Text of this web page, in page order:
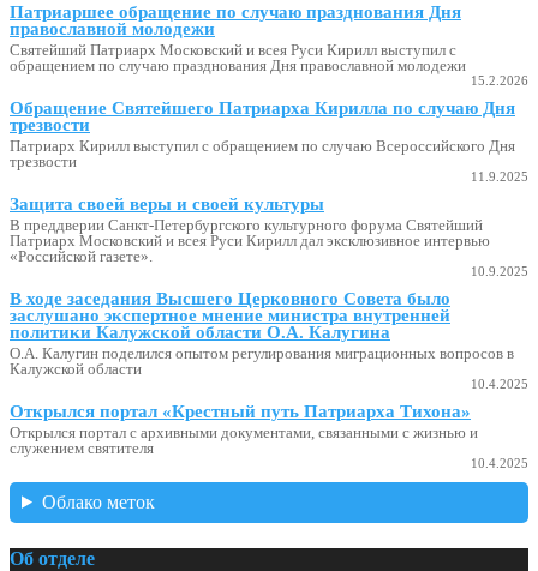
Патриаршее обращение по случаю празднования Дня
православной молодежи
Святейший Патриарх Московский и всея Руси Кирилл выступил с
обращением по случаю празднования Дня православной молодежи
15.2.2026
Обращение Святейшего Патриарха Кирилла по случаю Дня
трезвости
Патриарх Кирилл выступил с обращением по случаю Всероссийского Дня
трезвости
11.9.2025
Защита своей веры и своей культуры
В преддверии Санкт-Петербургского культурного форума Святейший
Патриарх Московский и всея Руси Кирилл дал эксклюзивное интервью
«Российской газете».
10.9.2025
В ходе заседания Высшего Церковного Совета было
заслушано экспертное мнение министра внутренней
политики Калужской области О.А. Калугина
О.А. Калугин поделился опытом регулирования миграционных вопросов в
Калужской области
10.4.2025
Открылся портал «Крестный путь Патриарха Тихона»
Открылся портал с архивными документами, связанными с жизнью и
служением святителя
10.4.2025
Облако меток
Об отделе